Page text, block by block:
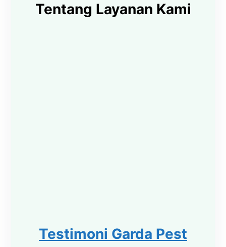
Tentang Layanan Kami
Testimoni Garda Pest